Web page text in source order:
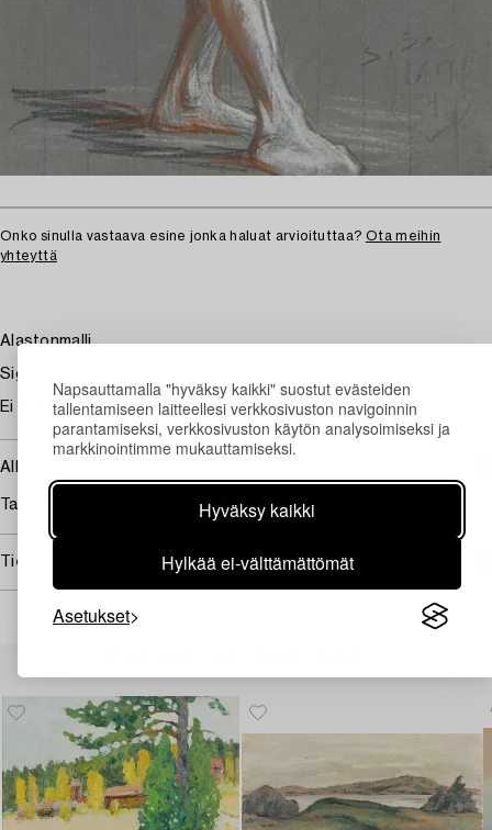
Napsauttamalla "hyväksy kaikki" suostut evästeiden
tallentamiseen laitteellesi verkkosivuston navigoinnin
parantamiseksi, verkkosivuston käytön analysoimiseksi ja
markkinointimme mukauttamiseksi.
Hyväksy kaikki
Hylkää ei-välttämättömät
Asetukset
Onko sinulla vastaava esine jonka haluat arvioituttaa? Ota meihin
yhteyttä
Alastonmalli
Signeerattu S.S. Pastelli, 46,5 x 30 cm.
Ei tutkittu ilman kehyksiä.
Alkuperä - Provenienssi
Taiteilijan suku; nykyinen omistaja
Tietoa ostamisesta